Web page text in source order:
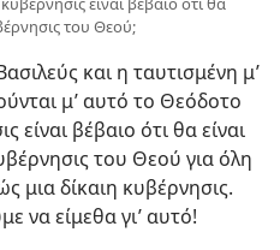
του Θεού;
και η ταυτισμένη μ’
μ’ αυτό το Θεόδοτο
είναι βέβαιο ότι θα είναι
του Θεού για όλη
μια δίκαιη κυβέρνησις.
να είμεθα γι’ αυτό!